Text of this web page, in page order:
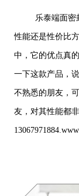
乐泰端面密
性能还是性价比
中，它的优点真
一下这款产品，
不熟悉的朋友，
友，对其性能都